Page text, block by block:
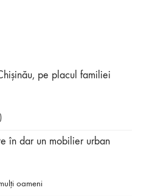
pe placul familiei
în dar un mobilier urban
oameni